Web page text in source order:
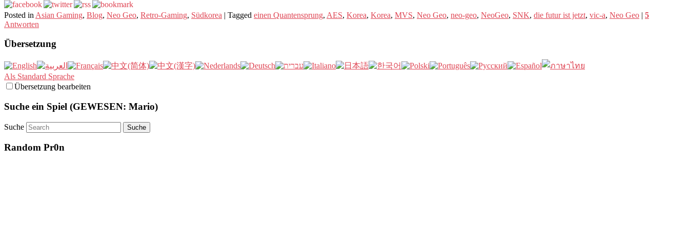
Posted in Asian Gaming, Blog, Neo Geo, Retro-Gaming, Südkorea | Tagged einen Quantensprung, AES, Korea, Korea, MVS, Neo Geo, neo-geo, NeoGeo, SNK, die futur ist jetzt, vic-a, Neo Geo | 5
Antworten
Übersetzung
Als Standard Sprache
Übersetzung bearbeiten
Suche ein Spiel (GEWESEN: Mario)
Suche
Random Pr0n